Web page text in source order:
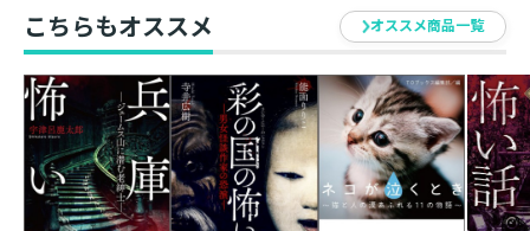
シュ文庫)、『TAJOMARU』(講談社)ほか。雑誌・新聞で
インタビュー記事、作品レビューも執筆。
こちらもオススメ オススメ商品一覧